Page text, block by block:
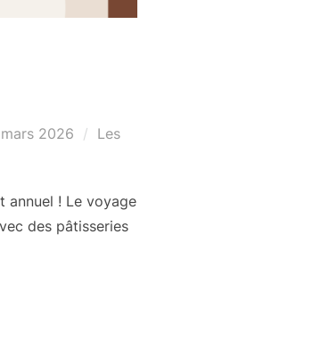
2026
Les
annuel ! Le voyage
des pâtisseries